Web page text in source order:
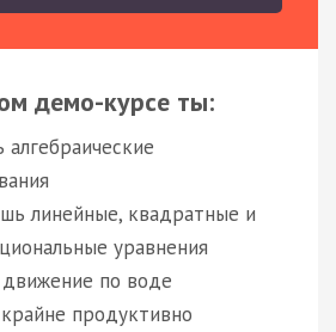
демо-курсе ты:
линейные, квадратные и
уравнения
по воде
продуктивно